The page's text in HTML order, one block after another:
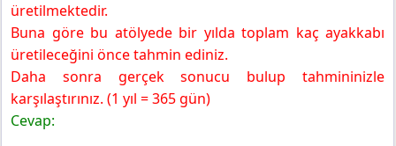
5. Sınıf Matematik Ders Kitabı Sayfa 128 Cevapları MEB
Yayınları
Problem 17
Problem 18
5. Sınıf Matematik Ders Kitabı Sayfa 129 Cevapları MEB
Yayınları
üretilmektedir.
Buna göre bu atölyede bir yılda toplam kaç ayakkabı
üretileceğini önce tahmin ediniz.
Daha sonra gerçek sonucu bulup tahmininizle
karşılaştırınız. (1 yıl = 365 gün)
Cevap: